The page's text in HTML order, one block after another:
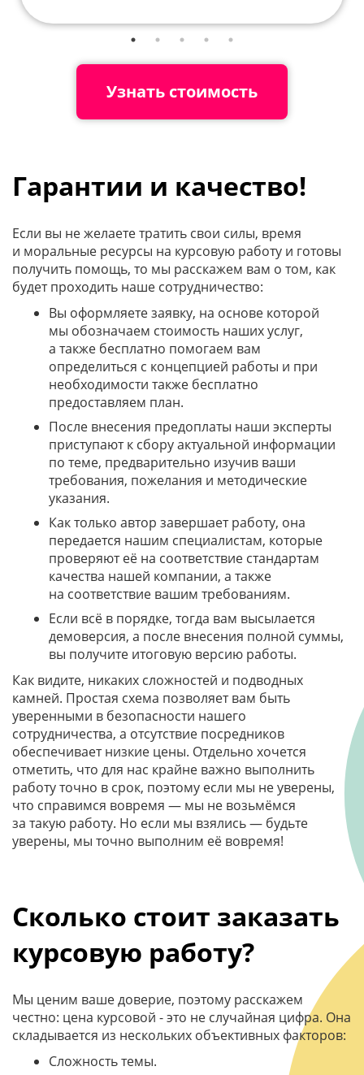
Узнать стоимость
Гарантии и качество!
Если вы не желаете тратить свои силы, время
и моральные ресурсы на курсовую работу и готовы
получить помощь, то мы расскажем вам о том, как
будет проходить наше сотрудничество:
Вы оформляете заявку, на основе которой
мы обозначаем стоимость наших услуг,
а также бесплатно помогаем вам
определиться с концепцией работы и при
необходимости также бесплатно
предоставляем план.
После внесения предоплаты наши эксперты
приступают к сбору актуальной информации
по теме, предварительно изучив ваши
требования, пожелания и методические
указания.
Как только автор завершает работу, она
передается нашим специалистам, которые
проверяют её на соответствие стандартам
качества нашей компании, а также
на соответствие вашим требованиям.
Если всё в порядке, тогда вам высылается
демоверсия, а после внесения полной суммы,
вы получите итоговую версию работы.
Как видите, никаких сложностей и подводных
камней. Простая схема позволяет вам быть
уверенными в безопасности нашего
сотрудничества, а отсутствие посредников
обеспечивает низкие цены. Отдельно хочется
отметить, что для нас крайне важно выполнить
работу точно в срок, поэтому если мы не уверены,
что справимся вовремя — мы не возьмёмся
за такую работу. Но если мы взялись — будьте
уверены, мы точно выполним её вовремя!
Сколько стоит заказать
курсовую работу?
Мы ценим ваше доверие, поэтому расскажем
честно: цена курсовой - это не случайная цифра. Она
складывается из нескольких объективных факторов:
Сложность темы.